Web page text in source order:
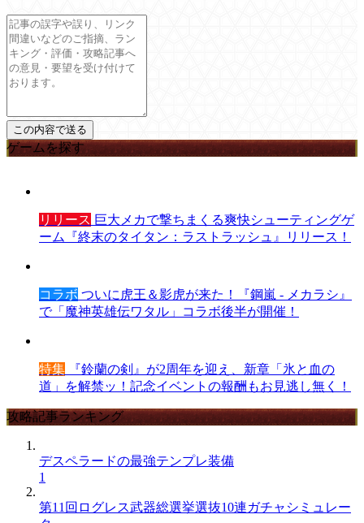
ゲームを探す
リリース 巨大メカで撃ちまくる爽快シューティングゲ
ーム『終末のタイタン：ラストラッシュ』リリース！
コラボ ついに虎王＆影虎が来た！『鋼嵐 - メカラシ』
で「魔神英雄伝ワタル」コラボ後半が開催！
特集 『鈴蘭の剣』が2周年を迎え、新章「氷と血の
道」を解禁ッ！記念イベントの報酬もお見逃し無く！
攻略記事ランキング
デスペラードの最強テンプレ装備
1
第11回ログレス武器総選挙選抜10連ガチャシミュレー